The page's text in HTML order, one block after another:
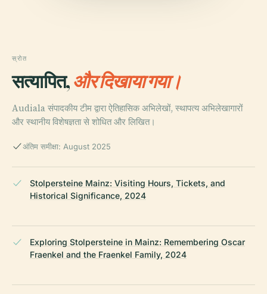
स्रोत
सत्यापित,और दिखाया गया।
Audiala संपादकीय टीम द्वारा ऐतिहासिक अभिलेखों, स्थापत्य अभिलेखागारों
और स्थानीय विशेषज्ञता से शोधित और लिखित।
अंतिम समीक्षा: August 2025
Stolpersteine Mainz: Visiting Hours, Tickets, and
Historical Significance, 2024
Exploring Stolpersteine in Mainz: Remembering Oscar
Fraenkel and the Fraenkel Family, 2024